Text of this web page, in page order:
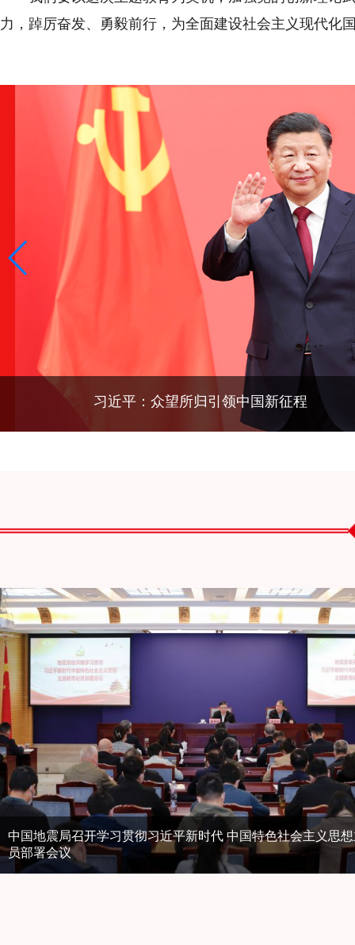
力，踔厉奋发、勇毅前行，为全面建设社会主义现代化
习近平：众望所归引领中国新征程
中国地震局召开学习贯彻习近平新时代 中国特色社会主义思
员部署会议